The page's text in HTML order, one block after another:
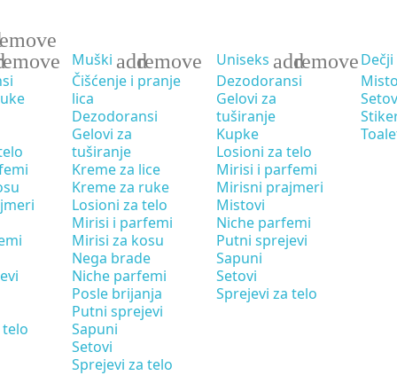
telo
Muški addremove
Čišćenje i pranje
lica
Dezodoransi
Gelovi za
tuširanje
Kreme za lice
Kreme za ruke
Losioni za telo
Mirisi i parfemi
Mirisi za kosu
Nega brade
Niche parfemi
Posle brijanja
Putni sprejevi
Sapuni
Setovi
Sprejevi za telo
Uniseks addremove
Dezodoransi
Gelovi za
tuširanje
Kupke
Losioni za telo
Mirisi i parfemi
Mirisni prajmeri
Mistovi
Niche parfemi
Putni sprejevi
Sapuni
Setovi
Sprejevi za telo
Dečji